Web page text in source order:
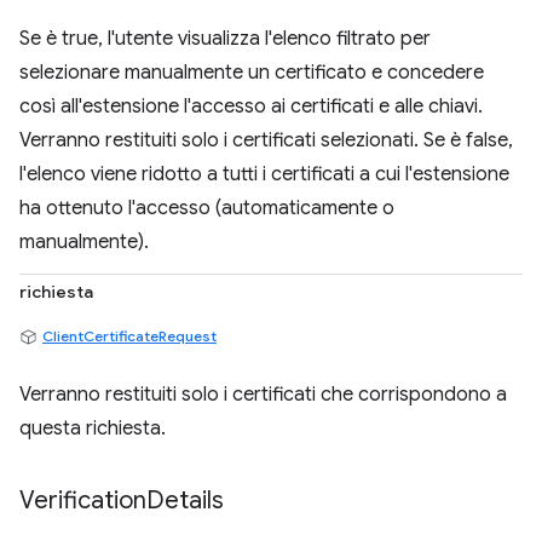
Se è true, l'utente visualizza l'elenco filtrato per
selezionare manualmente un certificato e concedere
così all'estensione l'accesso ai certificati e alle chiavi.
Verranno restituiti solo i certificati selezionati. Se è false,
l'elenco viene ridotto a tutti i certificati a cui l'estensione
ha ottenuto l'accesso (automaticamente o
manualmente).
richiesta
ClientCertificateRequest
Verranno restituiti solo i certificati che corrispondono a
questa richiesta.
VerificationDetails